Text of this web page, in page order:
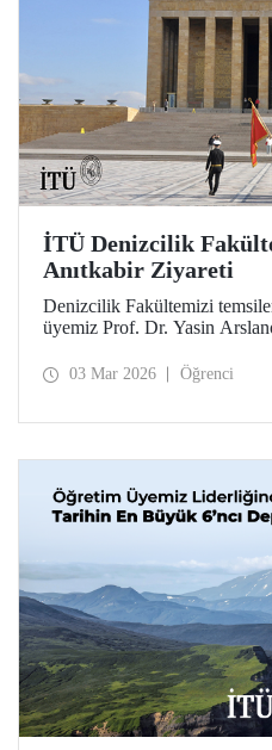
İTÜ Denizcilik
Anıtkabir Ziyareti
Denizcilik Fakültemizi
üyemiz Prof. Dr. Yasin
Mustafa Kemal Atatürk’ün
03 Mar 2026 Öğrenci